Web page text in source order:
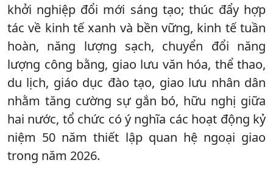
khởi nghiệp đổi mới sáng tạo; thúc đẩy hợp
tác về kinh tế xanh và bền vững, kinh tế tuần
hoàn, năng lượng sạch, chuyển đổi năng
lượng công bằng, giao lưu văn hóa, thể thao,
du lịch, giáo dục đào tạo, giao lưu nhân dân
nhằm tăng cường sự gắn bó, hữu nghị giữa
hai nước, tổ chức có ý nghĩa các hoạt động kỷ
niệm 50 năm thiết lập quan hệ ngoại giao
trong năm 2026.